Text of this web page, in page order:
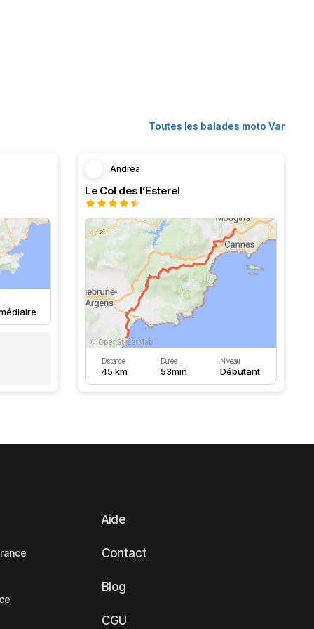
Toutes les balades moto Var
Andrea
Le Col des l’Esterel
Distance
45 km
Durée
53min
Niveau
Débutant
Aide
Contact
Blog
CGU